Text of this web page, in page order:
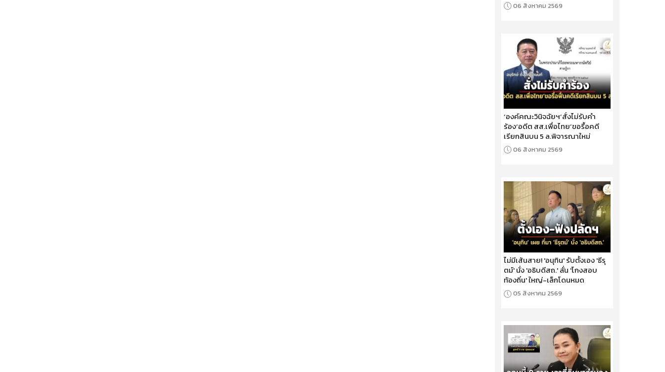
06 สิงหาคม 2569
‘องค์คณะวินิจฉัยฯ’สั่งไม่รับคำ
ร้อง‘อดีต สส.เพื่อไทย’ขอรื้อคดี
เรียกสินบน 5 ล.พิจารณาใหม่
06 สิงหาคม 2569
ไม่มีเส้นสาย! 'อนุทิน' รับตั้งเอง 'ธีรุ
ตม์' นั่ง 'อธิบดีสถ.' ลั่น 'โกงสอบ
ท้องถิ่น' ใหญ่-เล็กโดนหมด
05 สิงหาคม 2569